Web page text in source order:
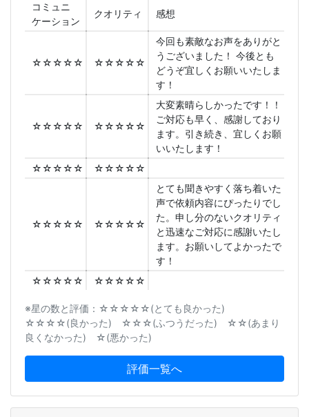
コミュニ
ケーション
クオリティ 感想
☆☆☆☆☆ ☆☆☆☆☆
今回も素敵なお声をありがと
うございました！ 今後とも
どうぞ宜しくお願いいたしま
す！
☆☆☆☆☆ ☆☆☆☆☆
大変素晴らしかったです！！
ご対応も早く、感謝しており
ます。引き続き、宜しくお願
いいたします！
☆☆☆☆☆
☆☆☆☆☆
☆☆☆☆☆ ☆☆☆☆☆
とても聞きやすく落ち着いた
声で依頼内容にぴったりでし
た。申し分のないクオリティ
と迅速なご対応に感謝いたし
ます。お願いしてよかったで
す！
☆☆☆☆☆
☆☆☆☆☆
※星の数と評価：☆☆☆☆☆(とても良かった)
☆☆☆☆(良かった) ☆☆☆(ふつうだった) ☆☆(あまり
良くなかった) ☆(悪かった)
評価一覧へ